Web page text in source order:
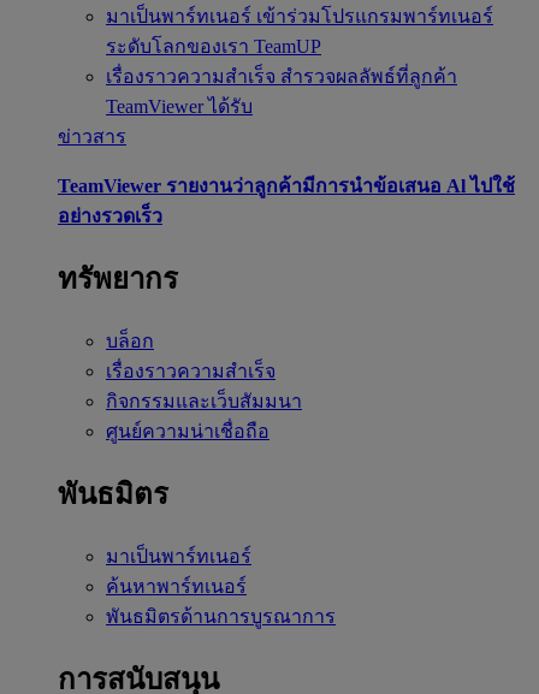
มาเป็นพาร์ทเนอร์ เข้าร่วมโปรแกรมพาร์ทเนอร์
ระดับโลกของเรา TeamUP
เรื่องราวความสำเร็จ สำรวจผลลัพธ์ที่ลูกค้า
TeamViewer ได้รับ
ข่าวสาร
TeamViewer รายงานว่าลูกค้ามีการนำข้อเสนอ Al ไปใช้
อย่างรวดเร็ว
ทรัพยากร
บล็อก
เรื่องราวความสำเร็จ
กิจกรรมและเว็บสัมมนา
ศูนย์ความน่าเชื่อถือ
พันธมิตร
มาเป็นพาร์ทเนอร์
ค้นหาพาร์ทเนอร์
พันธมิตรด้านการบูรณาการ
การสนับสนุน